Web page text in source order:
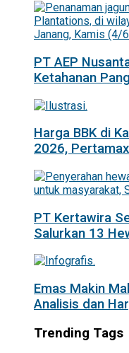
PT AEP
Ketahanan
Harga BBK di
2026,
PT Kertawira
Salurkan 13
Emas Makin
Analisis dan
Trending Tags